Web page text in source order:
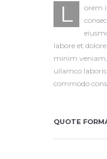
L
orem
labore et
minim
ullamco
commodo
QUOTE